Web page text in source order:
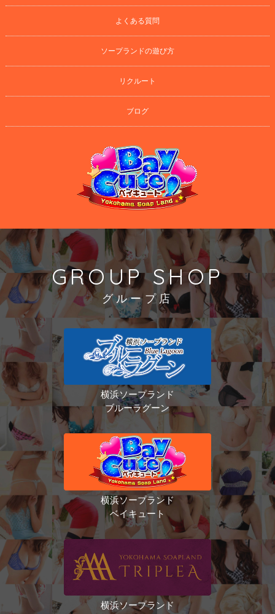
よくある質問
ソープランドの遊び方
リクルート
ブログ
GROUP SHOP
グループ店
横浜ソープランド
ブルーラグーン
横浜ソープランド
ベイキュート
横浜ソープランド